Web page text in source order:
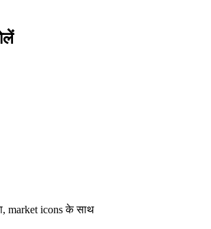
market icons के साथ